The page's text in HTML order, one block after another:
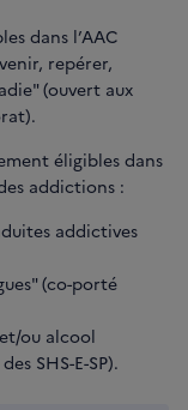
dans l’AAC
repérer,
(ouvert aux
éligibles dans
addictions :
addictives
(co-porté
ou alcool
SHS-E-SP).